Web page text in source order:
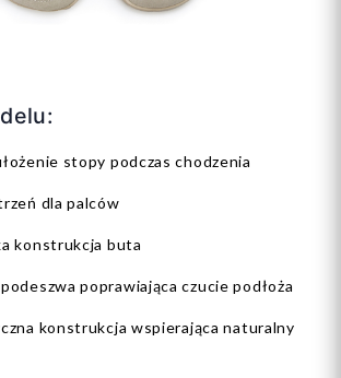
stopy podczas chodzenia
dla palców
konstrukcja buta
poprawiająca czucie podłoża
konstrukcja wspierająca naturalny